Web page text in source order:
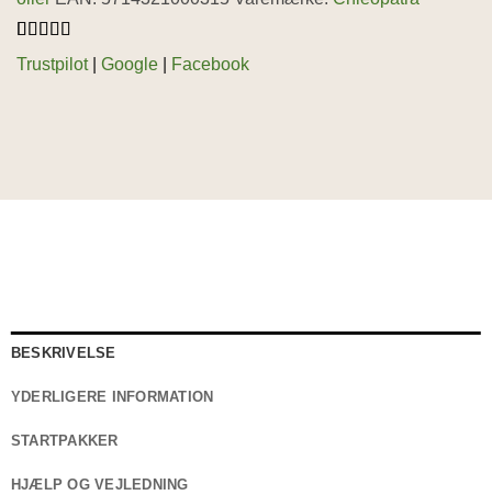
Bedømt
som4.6ud
5
Trustpilot| Google Facebook
BESKRIVELSE
YDERLIGERE INFORMATION
STARTPAKKER
HJÆLP OG VEJLEDNING